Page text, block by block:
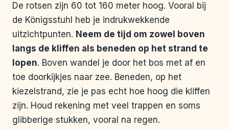
De rotsen zijn 60 tot 160 meter hoog. Vooral bij
de Königsstuhl heb je indrukwekkende
uitzichtpunten. Neem de tijd om zowel boven
langs de kliffen als beneden op het strand te
lopen. Boven wandel je door het bos met af en
toe doorkijkjes naar zee. Beneden, op het
kiezelstrand, zie je pas echt hoe hoog die kliffen
zijn. Houd rekening met veel trappen en soms
glibberige stukken, vooral na regen.